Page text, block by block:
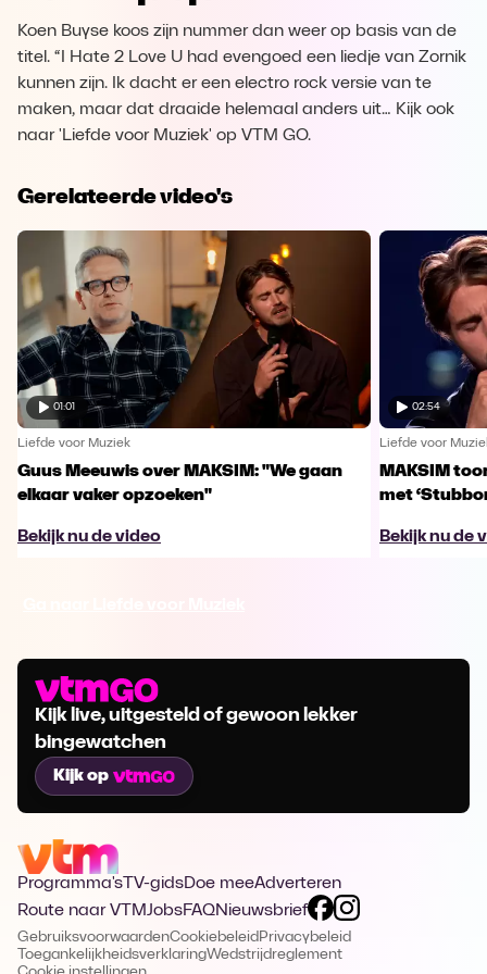
Koen Buyse koos zijn nummer dan weer op basis van de
titel. “I Hate 2 Love U had evengoed een liedje van Zornik
kunnen zijn. Ik dacht er een electro rock versie van te
maken, maar dat draaide helemaal anders uit… Kijk ook
naar 'Liefde voor Muziek' op VTM GO.
Gerelateerde video's
01:01
Liefde voor Muziek
Guus Meeuwis over MAKSIM: "We gaan
elkaar vaker opzoeken"
Bekijk nu de video
02:54
Liefde voor
MAKSIM
met
Bekijk nu de
Kijk live, uitgesteld of gewoon lekker
bingewatchen
Kijk op
Programma's TV-gidsDoe meeAdverteren
Route naar VTMJobsFAQNieuwsbrief
GebruiksvoorwaardenCookiebeleid Privacybeleid
ToegankelijkheidsverklaringWedstrijdreglement